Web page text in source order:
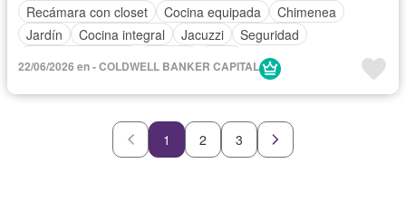
Recámara con closet
Cocina equipada
Chimenea
Jardín
Cocina integral Jacuzzi
Seguridad
22/06/2026 en - COLDWELL BANKER CAPITAL
1 2 3